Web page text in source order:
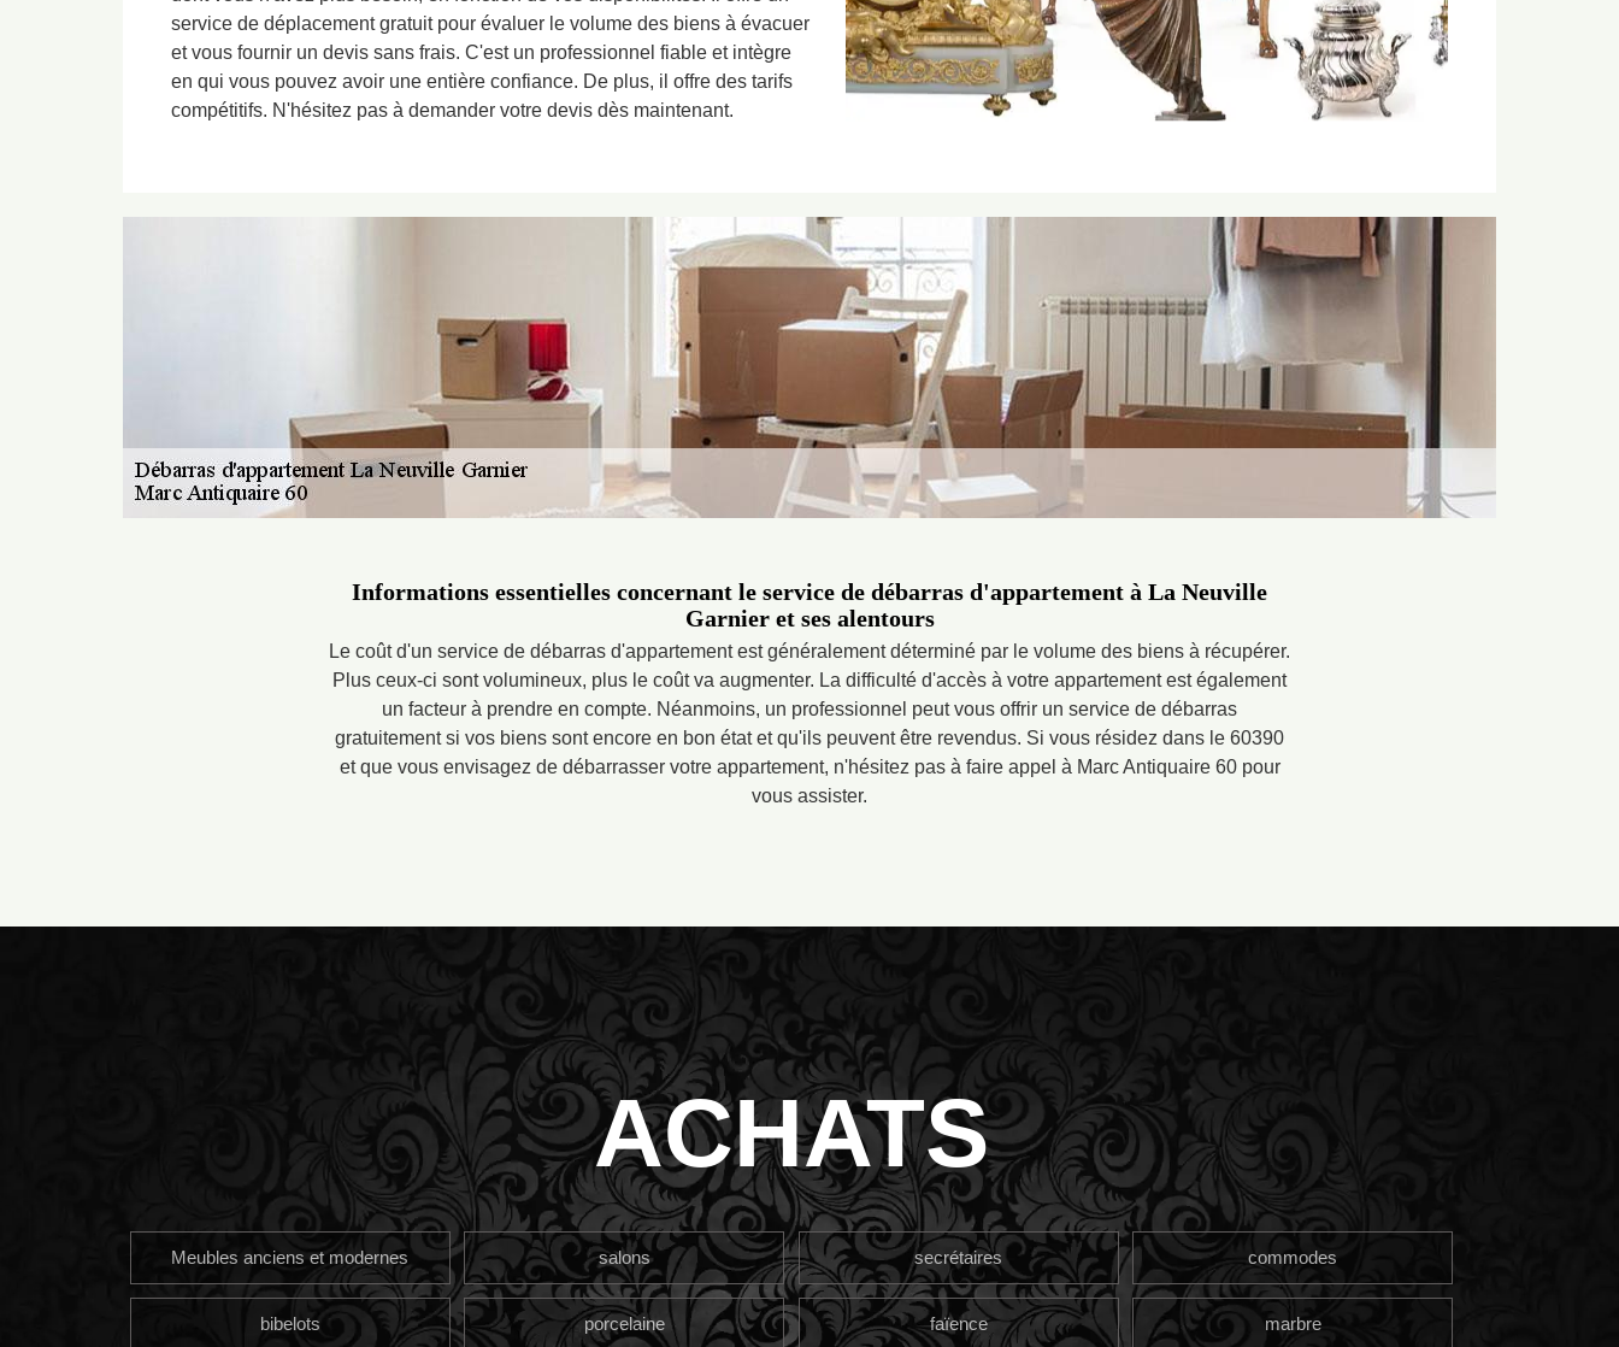
service de déplacement gratuit pour évaluer le volume des biens à évacuer
et vous fournir un devis sans frais. C'est un professionnel fiable et intègre
en qui vous pouvez avoir une entière confiance. De plus, il offre des tarifs
compétitifs. N'hésitez pas à demander votre devis dès maintenant.
Informations essentielles concernant le service de débarras d'appartement à La Neuville
Garnier et ses alentours
Le coût d'un service de débarras d'appartement est généralement déterminé par le volume des biens à récupérer.
Plus ceux-ci sont volumineux, plus le coût va augmenter. La difficulté d'accès à votre appartement est également
un facteur à prendre en compte. Néanmoins, un professionnel peut vous offrir un service de débarras
gratuitement si vos biens sont encore en bon état et qu'ils peuvent être revendus. Si vous résidez dans le 60390
et que vous envisagez de débarrasser votre appartement, n'hésitez pas à faire appel à Marc Antiquaire 60 pour
vous assister.
ACHATS
Meubles anciens et modernes salons secrétaires commodes
bibelots porcelaine faïence marbre